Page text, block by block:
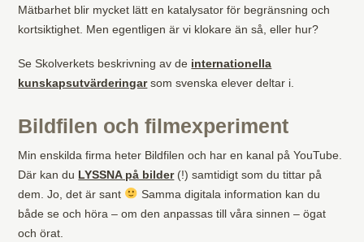
Mätbarhet blir mycket lätt en katalysator för begränsning och
kortsiktighet. Men egentligen är vi klokare än så, eller hur?
Se Skolverkets beskrivning av de internationella
kunskapsutvärderingarsom svenska elever deltar i.
Bildfilen och filmexperiment
Min enskilda firma heter Bildfilen och har en kanal på YouTube.
Där kan du LYSSNA på bilder(!) samtidigt som du tittar på
dem. Jo, det är sant
Samma digitala information kan du
både se och höra – om den anpassas till våra sinnen – ögat
och örat.